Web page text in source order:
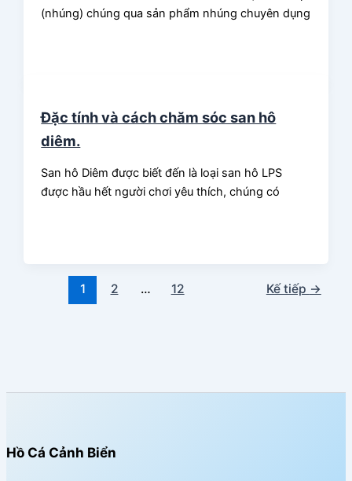
(nhúng) chúng qua sản phẩm nhúng chuyên dụng
Đặc tính và cách chăm sóc san hô
diêm.
San hô Diêm được biết đến là loại san hô LPS
được hầu hết người chơi yêu thích, chúng có
1 2 … 12 Kế tiếp →
Hồ Cá Cảnh Biển